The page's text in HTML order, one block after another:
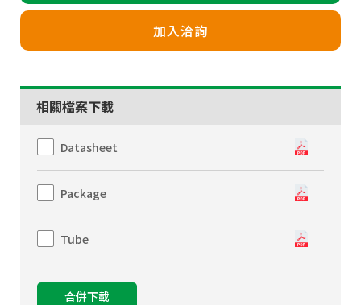
加入洽詢
相關檔案下載
Datasheet
Package
Tube
合併下載